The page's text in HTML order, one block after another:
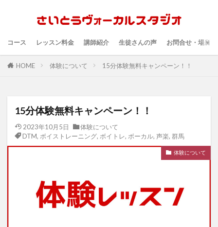
コース レッスン料金 講師紹介 生徒さんの声 お問合せ・場所
HOME 体験について 15分体験無料キャンペーン！！
15分体験無料キャンペーン！！
2023年10月5日
体験について
DTM, ボイストレーニング, ボイトレ, ボーカル, 声楽, 群馬
体験について